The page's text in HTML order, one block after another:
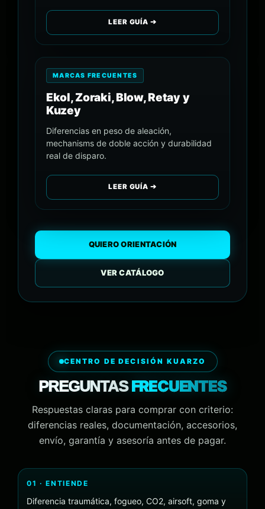
LEER GUÍA ➔
MARCAS FRECUENTES
Ekol, Zoraki, Blow, Retay y
Kuzey
Diferencias en peso de aleación,
mechanisms de doble acción y durabilidad
real de disparo.
LEER GUÍA ➔
QUIERO ORIENTACIÓN
VER CATÁLOGO
CENTRO DE DECISIÓN KUARZO
PREGUNTASFRECUENTES
Respuestas claras para comprar con criterio:
diferencias reales, documentación, accesorios,
envío, garantía y asesoría antes de pagar.
01 · ENTIENDE
Diferencia traumática, fogueo, CO2, airsoft, goma y